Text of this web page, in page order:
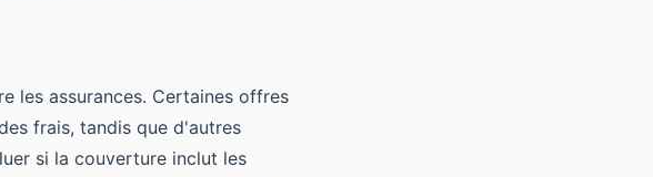
les assurances. Certaines offres
frais, tandis que d'autres
si la couverture inclut les